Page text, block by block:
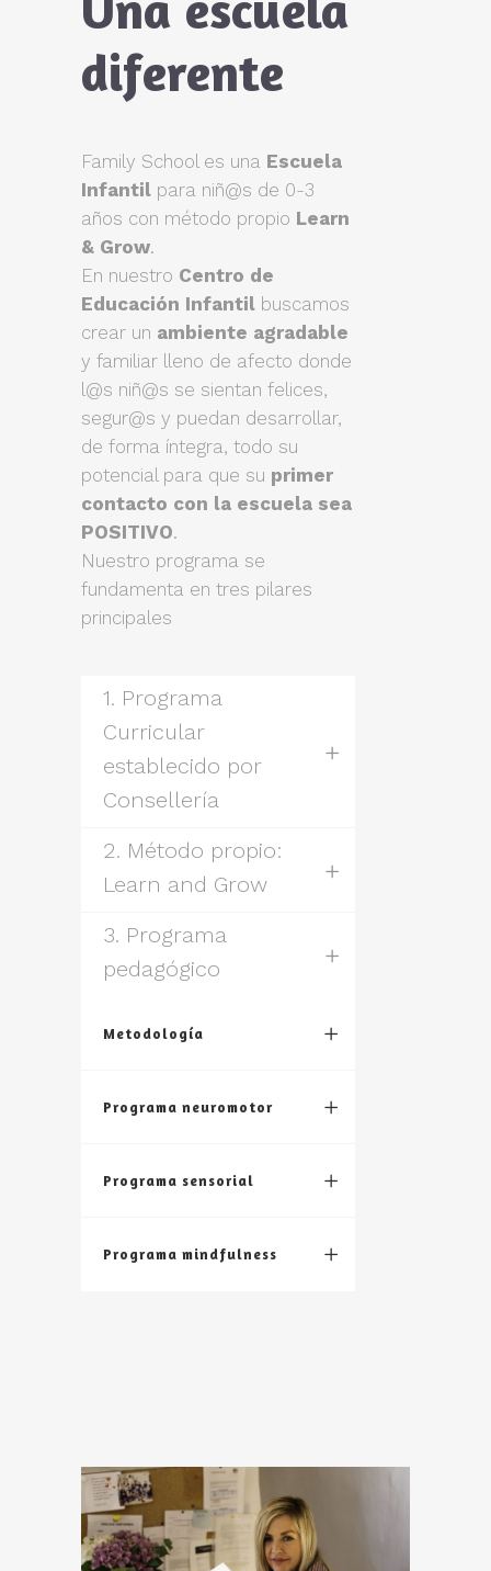
diferente
Family School es una Escuela
Infantil para niñ@s de 0-3
años con método propio Learn
& Grow.
En nuestro Centro de
Educación Infantil buscamos
crear un ambiente agradable
y familiar lleno de afecto donde
l@s niñ@s se sientan felices,
segur@s y puedan desarrollar,
de forma íntegra, todo su
potencial para que su primer
contacto con la escuela sea
POSITIVO.
Nuestro programa se
fundamenta en tres pilares
principales
1. Programa
Curricular
establecido por
Consellería
2. Método propio:
Learn and Grow
3. Programa
pedagógico
Metodología
Programa neuromotor
Programa sensorial
Programa mindfulness